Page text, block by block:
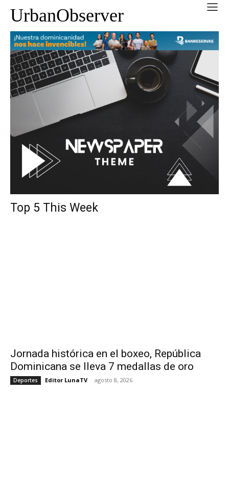
UrbanObserver
Top 5 This Week
Jornada histórica en el boxeo, República
Dominicana se lleva 7 medallas de oro
Deportes Editor LunaTV - agosto 8, 2026